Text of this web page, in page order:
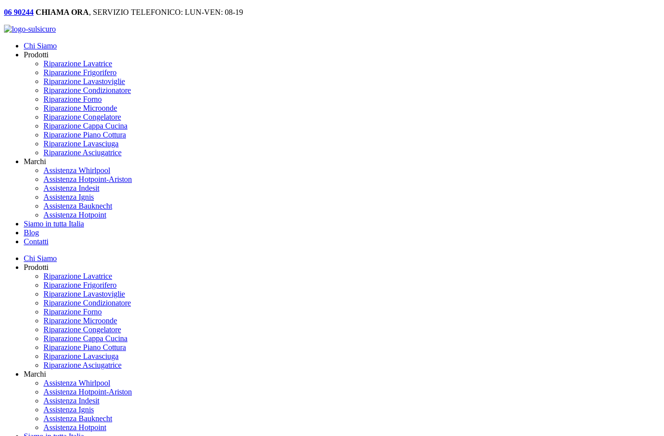
06 90244 CHIAMA ORA, SERVIZIO TELEFONICO: LUN-VEN: 08-19
Chi Siamo
Prodotti
Riparazione Lavatrice
Riparazione Frigorifero
Riparazione Lavastoviglie
Riparazione Condizionatore
Riparazione Forno
Riparazione Microonde
Riparazione Congelatore
Riparazione Cappa Cucina
Riparazione Piano Cottura
Riparazione Lavasciuga
Riparazione Asciugatrice
Marchi
Assistenza Whirlpool
Assistenza Hotpoint-Ariston
Assistenza Indesit
Assistenza Ignis
Assistenza Bauknecht
Assistenza Hotpoint
Siamo in tutta Italia
Blog
Contatti
Chi Siamo
Prodotti
Riparazione Lavatrice
Riparazione Frigorifero
Riparazione Lavastoviglie
Riparazione Condizionatore
Riparazione Forno
Riparazione Microonde
Riparazione Congelatore
Riparazione Cappa Cucina
Riparazione Piano Cottura
Riparazione Lavasciuga
Riparazione Asciugatrice
Marchi
Assistenza Whirlpool
Assistenza Hotpoint-Ariston
Assistenza Indesit
Assistenza Ignis
Assistenza Bauknecht
Assistenza Hotpoint